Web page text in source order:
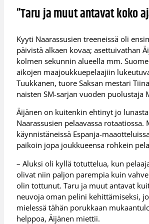
”Taru ja muut antavat koko
Kyyti Naarassusien treeneissä oli
päivistä alkaen kovaa; asettuivathan
kolmen sekunnin alueella mm.
aikojen maajoukkuepelaajiin
Tuukkanen, tuore Saksan mestari
naisten SM-sarjan vuoden puolustaja
Äijänen on kuitenkin ehtinyt jo
Naarassusien pelaavassa rotaatiossa.
käynnistäneissä Espanja-
paikoin jopa joukkueensa rohkein
– Aluksi oli kyllä totuttelua, kun
olivat niin paljon parempia kuin
olin tottunut. Taru ja muut antavat
neuvoja oman pelini kehittämiseksi,
mielessä tähän porukkaan
helppoa, Äijänen miettii.